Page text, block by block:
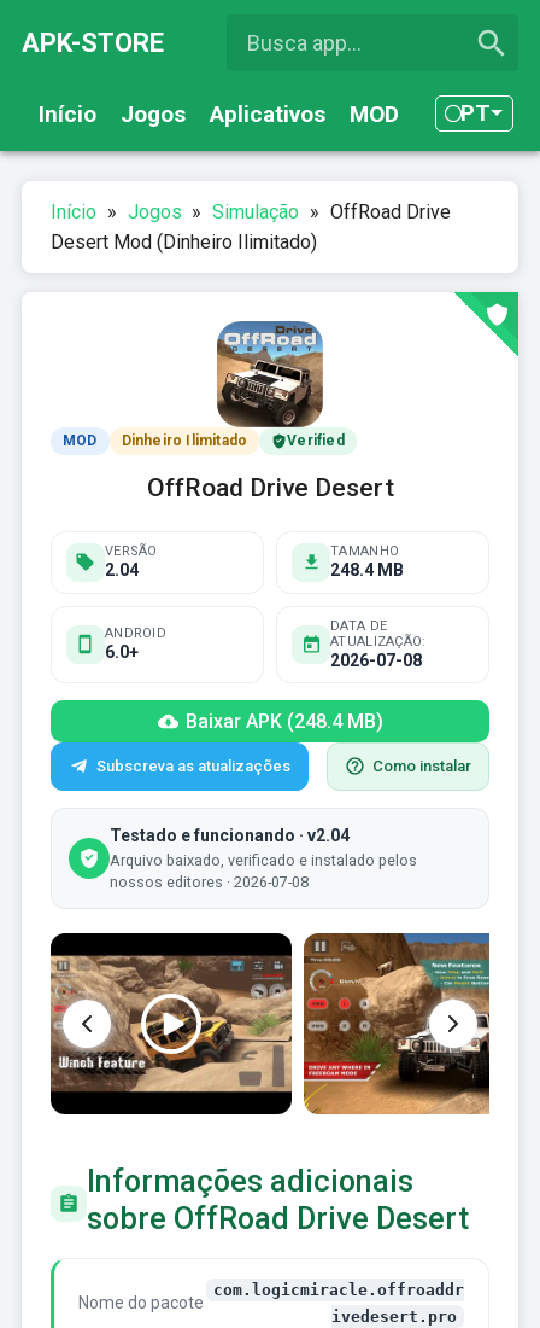
APK-STORE
Início Jogos Aplicativos MOD PT
Início » Jogos » Simulação » OffRoad Drive
Desert Mod (Dinheiro Ilimitado)
MOD Dinheiro Ilimitado Verified
OffRoad Drive Desert
VERSÃO
2.04
TAMANHO
248.4 MB
ANDROID
6.0+
DATA DE
ATUALIZAÇÃO:
2026-07-08
Baixar APK (248.4 MB)
Subscreva as atualizações Como instalar
Testado e funcionando · v2.04
Arquivo baixado, verificado e instalado pelos
nossos editores · 2026-07-08
Informações adicionais
sobre OffRoad Drive Desert
Nome do pacote
com.logicmiracle.offroaddr
ivedesert.pro